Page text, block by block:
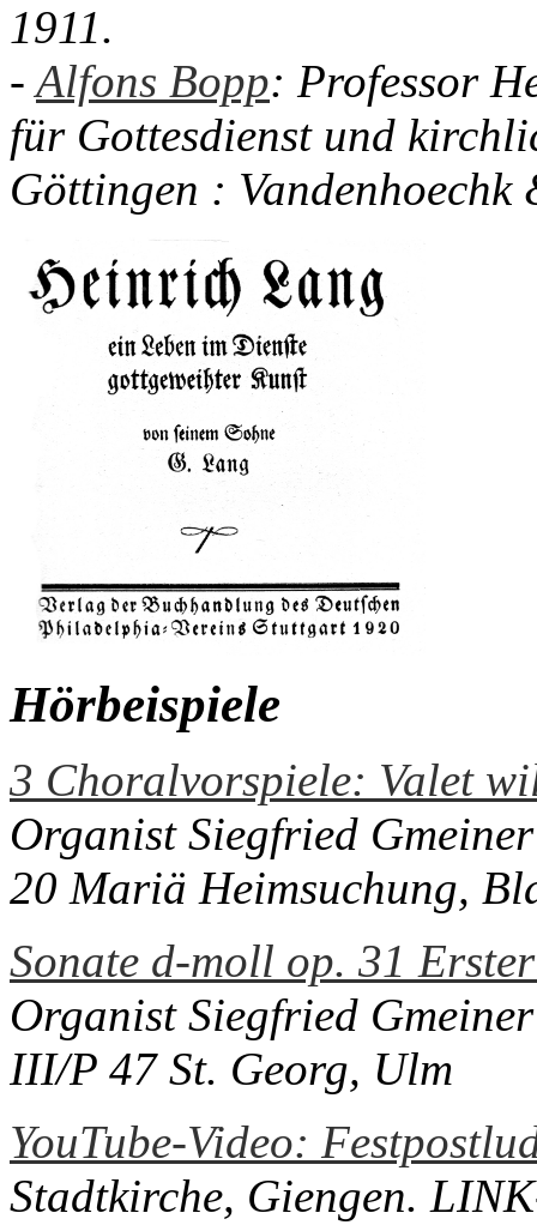
1911.
-Alfons Bopp: Professor
für Gottesdienst und
Göttingen : Vandenhoechk
Hörbeispiele
3 Choralvorspiele: Valet
Organist Siegfried
20 Mariä Heimsuchung,
Sonate d-moll op. 31
Organist Siegfried
III/P 47 St. Georg, Ulm
YouTube-Video:
Stadtkirche, Giengen.